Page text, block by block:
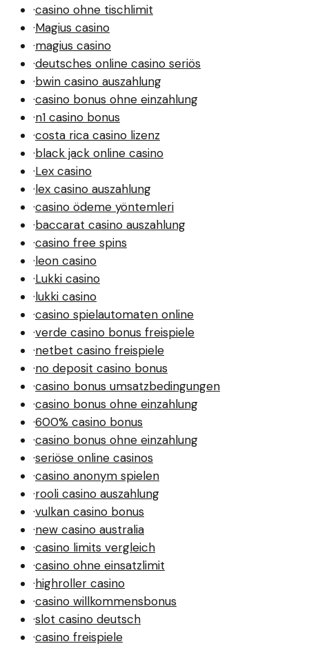
·casino ohne tischlimit
·Magius casino
·magius casino
·deutsches online casino seriös
·bwin casino auszahlung
·casino bonus ohne einzahlung
·n1 casino bonus
·costa rica casino lizenz
·black jack online casino
·Lex casino
·lex casino auszahlung
·casino ödeme yöntemleri
·baccarat casino auszahlung
·casino free spins
·leon casino
·Lukki casino
·lukki casino
·casino spielautomaten online
·verde casino bonus freispiele
·netbet casino freispiele
·no deposit casino bonus
·casino bonus umsatzbedingungen
·casino bonus ohne einzahlung
·600% casino bonus
·casino bonus ohne einzahlung
·seriöse online casinos
·casino anonym spielen
·rooli casino auszahlung
·vulkan casino bonus
·new casino australia
·casino limits vergleich
·casino ohne einsatzlimit
·highroller casino
·casino willkommensbonus
·slot casino deutsch
·casino freispiele